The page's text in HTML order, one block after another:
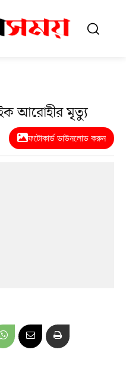
আরোহীর মৃত্যু
ফটোকার্ড ডাউনলোড করুন